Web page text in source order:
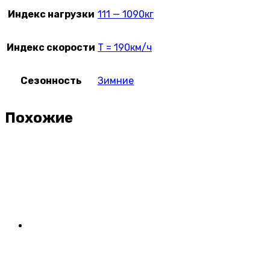
Индекс нагрузки 111 — 1090кг
Индекс скорости T = 190км/ч
Сезонность Зимние
Похожие